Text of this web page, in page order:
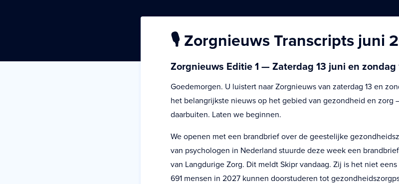
🎙️ Zorgnieuws Transcripts juni
Zorgnieuws Editie 1 — Zaterdag 13 juni en
Goedemorgen. U luistert naar Zorgnieuws van zaterdag 13 en
het belangrijkste nieuws op het gebied van gezondheid en zorg
daarbuiten. Laten we beginnen.
We openen met een brandbrief over de geestelijke
van psychologen in Nederland stuurde deze week een
van Langdurige Zorg. Dit meldt Skipr vandaag. Zij is het niet
691 mensen in 2027 kunnen doorstuderen tot